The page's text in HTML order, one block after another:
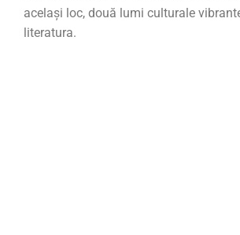
același loc, două lumi culturale
literatura.